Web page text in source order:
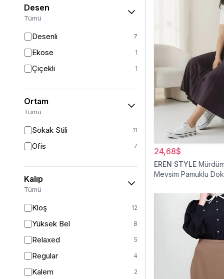
Desen
Tümü
Desenli 7
Ekose 1
Çiçekli 1
Ortam
Tümü
Sokak Stili 11
Ofis 7
Kalıp
Tümü
Kloş 12
Yüksek Bel 8
Relaxed 5
Regular 4
Kalem 2
24,68$
EREN STYLE
Mevsim Pamuklu